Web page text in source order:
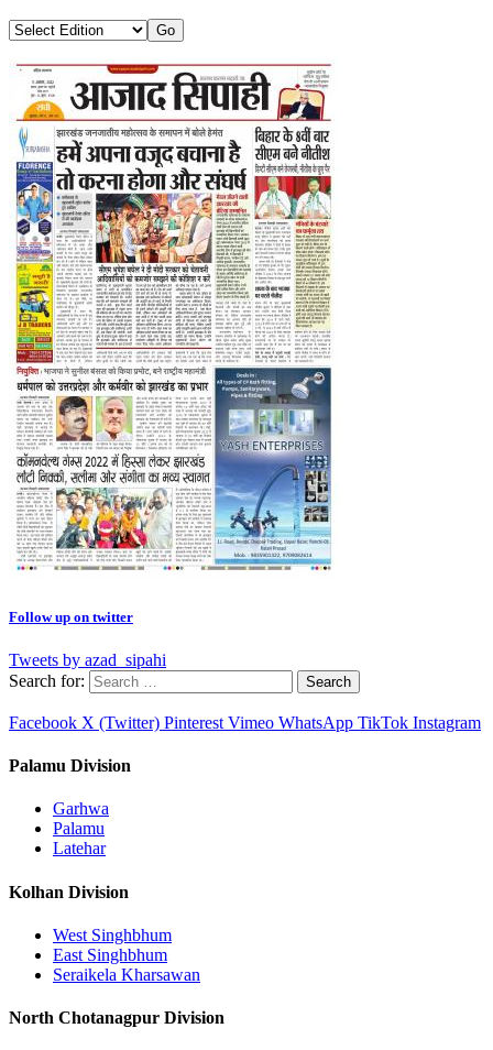
Follow up on twitter
Tweets by azad_sipahi
Search for:
Facebook X (Twitter) Pinterest Vimeo WhatsApp TikTok Instagram
Palamu Division
Garhwa
Palamu
Latehar
Kolhan Division
West Singhbhum
East Singhbhum
Seraikela Kharsawan
North Chotanagpur Division